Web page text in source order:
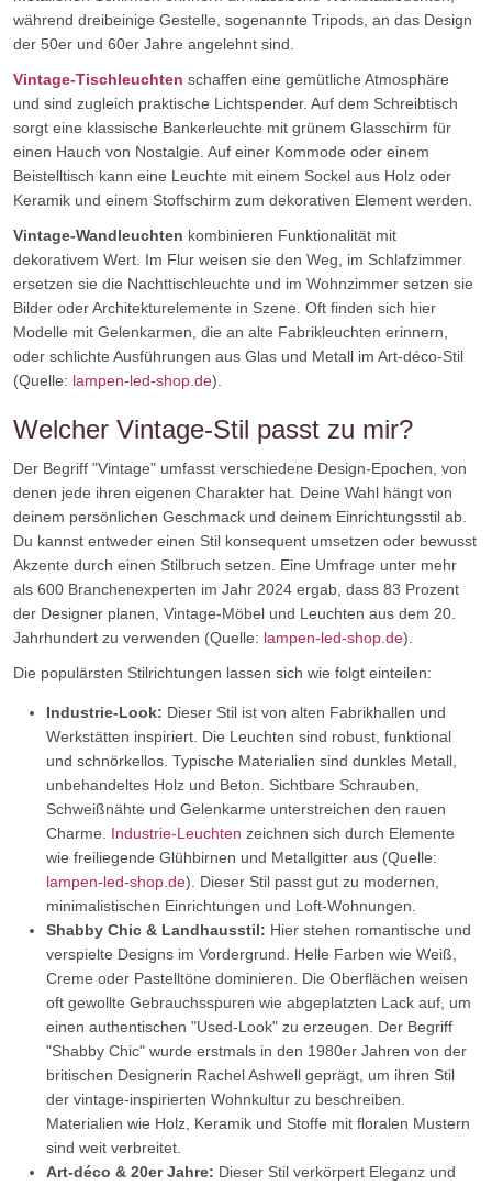
während dreibeinige Gestelle, sogenannte Tripods, an das Design
der 50er und 60er Jahre angelehnt sind.
Vintage-Tischleuchten schaffen eine gemütliche Atmosphäre
und sind zugleich praktische Lichtspender. Auf dem Schreibtisch
sorgt eine klassische Bankerleuchte mit grünem Glasschirm für
einen Hauch von Nostalgie. Auf einer Kommode oder einem
Beistelltisch kann eine Leuchte mit einem Sockel aus Holz oder
Keramik und einem Stoffschirm zum dekorativen Element werden.
Vintage-Wandleuchten kombinieren Funktionalität mit
dekorativem Wert. Im Flur weisen sie den Weg, im Schlafzimmer
ersetzen sie die Nachttischleuchte und im Wohnzimmer setzen sie
Bilder oder Architekturelemente in Szene. Oft finden sich hier
Modelle mit Gelenkarmen, die an alte Fabrikleuchten erinnern,
oder schlichte Ausführungen aus Glas und Metall im Art-déco-Stil
(Quelle: lampen-led-shop.de).
Welcher Vintage-Stil passt zu mir?
Der Begriff "Vintage" umfasst verschiedene Design-Epochen, von
denen jede ihren eigenen Charakter hat. Deine Wahl hängt von
deinem persönlichen Geschmack und deinem Einrichtungsstil ab.
Du kannst entweder einen Stil konsequent umsetzen oder bewusst
Akzente durch einen Stilbruch setzen. Eine Umfrage unter mehr
als 600 Branchenexperten im Jahr 2024 ergab, dass 83 Prozent
der Designer planen, Vintage-Möbel und Leuchten aus dem 20.
Jahrhundert zu verwenden (Quelle: lampen-led-shop.de).
Die populärsten Stilrichtungen lassen sich wie folgt einteilen:
Industrie-Look: Dieser Stil ist von alten Fabrikhallen und
Werkstätten inspiriert. Die Leuchten sind robust, funktional
und schnörkellos. Typische Materialien sind dunkles Metall,
unbehandeltes Holz und Beton. Sichtbare Schrauben,
Schweißnähte und Gelenkarme unterstreichen den rauen
Charme. Industrie-Leuchten zeichnen sich durch Elemente
wie freiliegende Glühbirnen und Metallgitter aus (Quelle:
lampen-led-shop.de). Dieser Stil passt gut zu modernen,
minimalistischen Einrichtungen und Loft-Wohnungen.
Shabby Chic & Landhausstil: Hier stehen romantische und
verspielte Designs im Vordergrund. Helle Farben wie Weiß,
Creme oder Pastelltöne dominieren. Die Oberflächen weisen
oft gewollte Gebrauchsspuren wie abgeplatzten Lack auf, um
einen authentischen "Used-Look" zu erzeugen. Der Begriff
"Shabby Chic" wurde erstmals in den 1980er Jahren von der
britischen Designerin Rachel Ashwell geprägt, um ihren Stil
der vintage-inspirierten Wohnkultur zu beschreiben.
Materialien wie Holz, Keramik und Stoffe mit floralen Mustern
sind weit verbreitet.
Art-déco & 20er Jahre: Dieser Stil verkörpert Eleganz und